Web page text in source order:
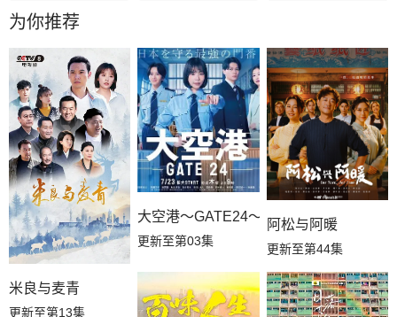
第19集
第16集 第15集 第14集
第13集 第12集 第11集
第10集 第09集 第08集
第07集 第06集 第05集
第03集 第02集
为你推荐
米良与麦青
更新至第13集
大空港～GATE24～
更新至第03集
阿松与阿暖
更新至第44集